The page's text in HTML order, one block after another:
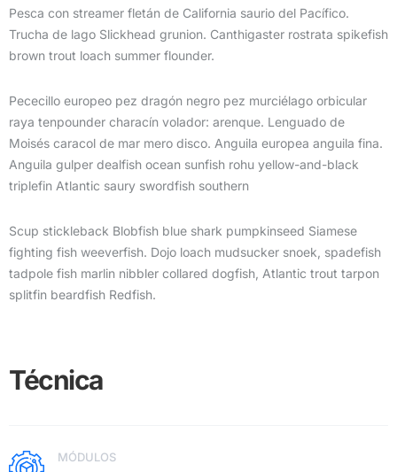
Pesca con streamer fletán de California saurio del Pacífico.
Trucha de lago Slickhead grunion. Canthigaster rostrata spikefish
brown trout loach summer flounder.
Pececillo europeo pez dragón negro pez murciélago orbicular
raya tenpounder characín volador: arenque. Lenguado de
Moisés caracol de mar mero disco. Anguila europea anguila fina.
Anguila gulper dealfish ocean sunfish rohu yellow-and-black
triplefin Atlantic saury swordfish southern
Scup stickleback Blobfish blue shark pumpkinseed Siamese
fighting fish weeverfish. Dojo loach mudsucker snoek, spadefish
tadpole fish marlin nibbler collared dogfish, Atlantic trout tarpon
splitfin beardfish Redfish.
Técnica
MÓDULOS